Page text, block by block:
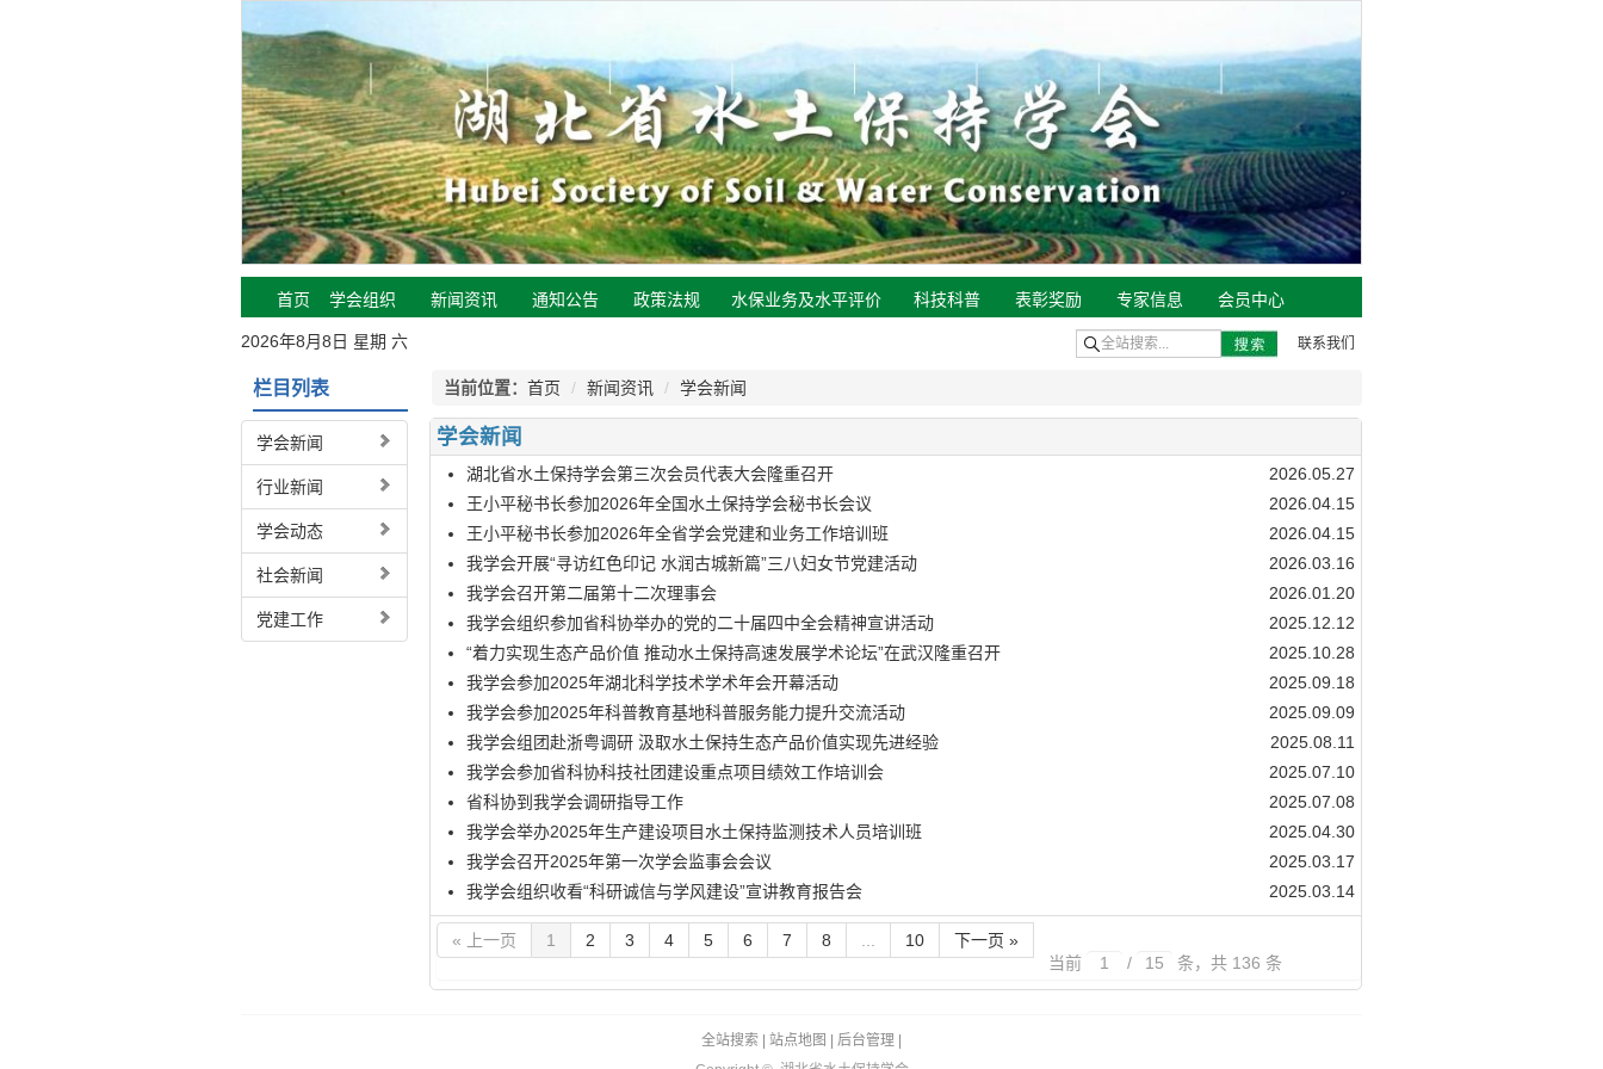
首页 学会组织 新闻资讯 通知公告 政策法规 水保业务及水平评价 科技科普 表彰奖励 专家信息 会员中心
2026年8月8日 星期 六 联系我们
栏目列表
学会新闻
行业新闻
学会动态
社会新闻
党建工作
当前位置： 首页 / 新闻资讯 / 学会新闻
学会新闻
2026.05.27
湖北省水土保持学会第三次会员代表大会隆重召开
2026.04.15
王小平秘书长参加2026年全国水土保持学会秘书长会议
2026.04.15
王小平秘书长参加2026年全省学会党建和业务工作培训班
2026.03.16
我学会开展“寻访红色印记 水润古城新篇”三八妇女节党建活动
2026.01.20
我学会召开第二届第十二次理事会
2025.12.12
我学会组织参加省科协举办的党的二十届四中全会精神宣讲活动
2025.10.28
“着力实现生态产品价值 推动水土保持高速发展学术论坛”在武汉隆重召开
2025.09.18
我学会参加2025年湖北科学技术学术年会开幕活动
2025.09.09
我学会参加2025年科普教育基地科普服务能力提升交流活动
2025.08.11
我学会组团赴浙粤调研 汲取水土保持生态产品价值实现先进经验
2025.07.10
我学会参加省科协科技社团建设重点项目绩效工作培训会
2025.07.08
省科协到我学会调研指导工作
2025.04.30
我学会举办2025年生产建设项目水土保持监测技术人员培训班
2025.03.17
我学会召开2025年第一次学会监事会会议
2025.03.14
我学会组织收看“科研诚信与学风建设”宣讲教育报告会
« 上一页 1 2 3 4 5 6 7 8 10
下一页 »
当前
/ 条，共 136 条
全站搜索 站点地图 后台管理